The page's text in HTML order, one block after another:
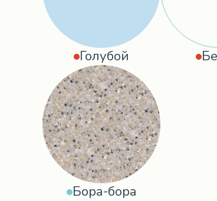
Голубой
Бора-бора